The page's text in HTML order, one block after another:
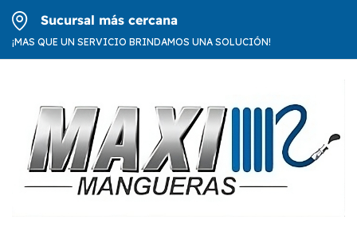
Sucursal más cercana
¡MAS QUE UN SERVICIO BRINDAMOS UNA SOLUCIÓN!